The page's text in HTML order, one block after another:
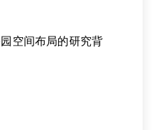
空间布局的研究背